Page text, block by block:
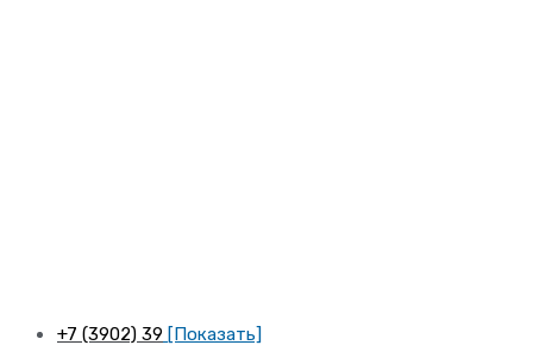
+7 (3902) 39 [Показать]